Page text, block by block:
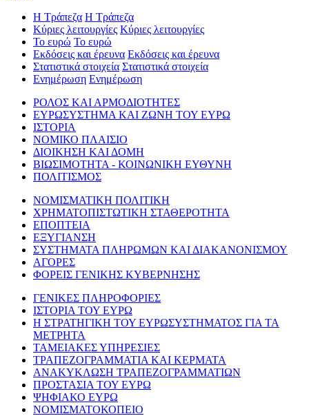
Η Τράπεζα Η Τράπεζα
Κύριες λειτουργίες Κύριες λειτουργίες
Το ευρώ Το ευρώ
Εκδόσεις και έρευνα Εκδόσεις και έρευνα
Στατιστικά στοιχεία Στατιστικά στοιχεία
Ενημέρωση Ενημέρωση
ΡΟΛΟΣ ΚΑΙ ΑΡΜΟΔΙΟΤΗΤΕΣ
ΕΥΡΩΣΥΣΤΗΜΑ ΚΑΙ ΖΩΝΗ ΤΟΥ ΕΥΡΩ
ΙΣΤΟΡΙΑ
ΝΟΜΙΚΟ ΠΛΑΙΣΙΟ
ΔΙΟΙΚΗΣΗ ΚΑΙ ΔΟΜΗ
ΒΙΩΣΙΜΟΤΗΤΑ - ΚΟΙΝΩΝΙΚΗ ΕΥΘΥΝΗ
ΠΟΛΙΤΙΣΜΟΣ
ΝΟΜΙΣΜΑΤΙΚΗ ΠΟΛΙΤΙΚΗ
ΧΡΗΜΑΤΟΠΙΣΤΩΤΙΚΗ ΣΤΑΘΕΡΟΤΗΤΑ
ΕΠΟΠΤΕΙΑ
ΕΞΥΓΙΑΝΣΗ
ΣΥΣΤΗΜΑΤΑ ΠΛΗΡΩΜΩΝ ΚΑΙ ΔΙΑΚΑΝΟΝΙΣΜΟΥ
ΑΓΟΡΕΣ
ΦΟΡΕΙΣ ΓΕΝΙΚΗΣ ΚΥΒΕΡΝΗΣΗΣ
ΓΕΝΙΚΕΣ ΠΛΗΡΟΦΟΡΙΕΣ
ΙΣΤΟΡΙΑ ΤΟΥ ΕΥΡΩ
Η ΣΤΡΑΤΗΓΙΚΗ ΤΟΥ ΕΥΡΩΣΥΣΤΗΜΑΤΟΣ ΓΙΑ ΤΑ
ΜΕΤΡΗΤΑ
ΤΑΜΕΙΑΚΕΣ ΥΠΗΡΕΣΙΕΣ
ΤΡΑΠΕΖΟΓΡΑΜΜΑΤΙΑ ΚΑΙ ΚΕΡΜΑΤΑ
ΑΝΑΚΥΚΛΩΣΗ ΤΡΑΠΕΖΟΓΡΑΜΜΑΤΙΩΝ
ΠΡΟΣΤΑΣΙΑ ΤΟΥ ΕΥΡΩ
ΨΗΦΙΑΚΟ ΕΥΡΩ
ΝΟΜΙΣΜΑΤΟΚΟΠΕΙΟ